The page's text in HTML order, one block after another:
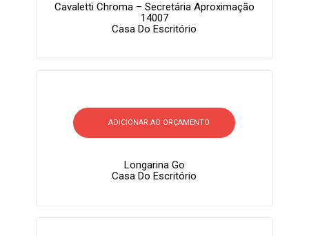
Cavaletti Chroma – Secretária Aproximação
14007
Casa Do Escritório
ADICIONAR AO ORÇAMENTO
Longarina Go
Casa Do Escritório